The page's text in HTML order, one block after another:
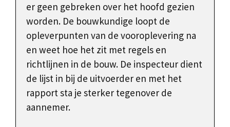
er geen gebreken over het hoofd gezien
worden. De bouwkundige loopt de
opleverpunten van de vooroplevering na
en weet hoe het zit met regels en
richtlijnen in de bouw. De inspecteur dient
de lijst in bij de uitvoerder en met het
rapport sta je sterker tegenover de
aannemer.